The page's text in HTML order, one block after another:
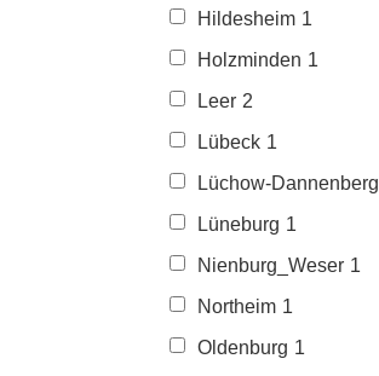
Hildesheim 1
Holzminden 1
Leer 2
Lübeck 1
Lüchow-Dannenberg
Lüneburg 1
Nienburg_Weser 1
Northeim 1
Oldenburg 1